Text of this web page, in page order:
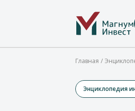
Главная
Энциклопедия